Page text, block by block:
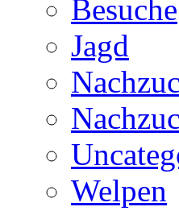
Besuche
Jagd
Welpen